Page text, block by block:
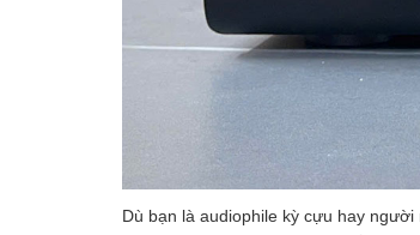
Dù bạn là audiophile kỳ cựu hay